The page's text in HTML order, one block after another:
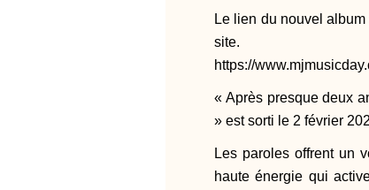
Le lien du nouvel
site.
https://
« Après presque deux
» est sorti le 2 février
Les paroles offrent un
haute énergie qui